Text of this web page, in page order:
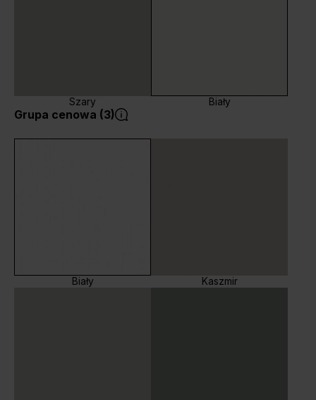
Szary Biały
Grupa cenowa (3)
Biały Kaszmir